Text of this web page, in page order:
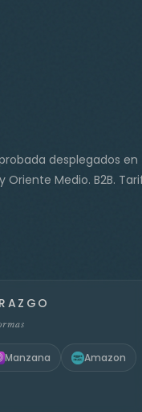
desplegados en
Oriente Medio. B2B.
Manzana Amazon